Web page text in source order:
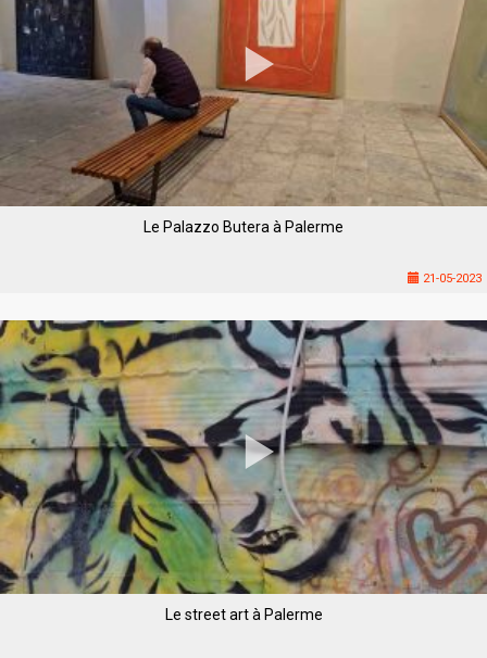
Le Palazzo Butera à Palerme
21-05-2023
Le street art à Palerme